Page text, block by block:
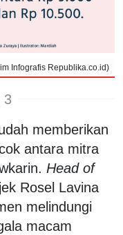
Infografis Republika.co.id)
3
memberikan
antara mitra
Head of
Rosel Lavina
melindungi
macam